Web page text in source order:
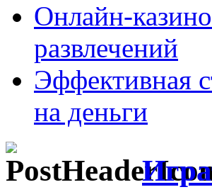
Онлайн-
развлечений
Эффективная
на деньги